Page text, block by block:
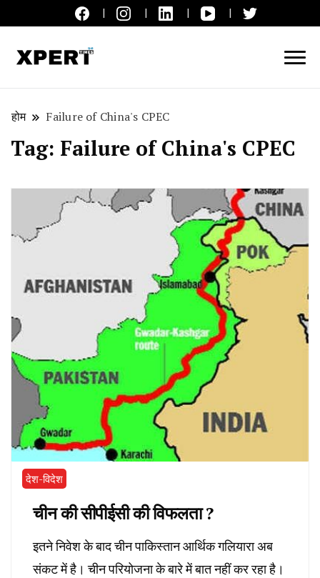
होम Failure of China's CPEC
Tag: Failure of China's CPEC
देश-विदेश
चीन की सीपीईसी की विफलता ?
इतने निवेश के बाद चीन पाकिस्तान आर्थिक गलियारा अब
संकट में है। चीन परियोजना के बारे में बात नहीं कर रहा है।